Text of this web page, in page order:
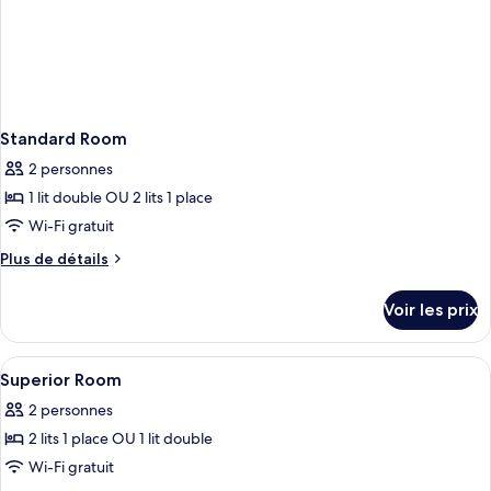
Standard Room
2 personnes
1 lit double OU 2 lits 1 place
Wi-Fi gratuit
Plus de détails
Plus
le
type
de
chambre
Standard
Room
Voir les prix
Afficher
toutes
les
photos
pour
Une salle de bain avec un rideau de
2
Superior Room
2 personnes
2 lits 1 place OU 1 lit double
Wi-Fi gratuit